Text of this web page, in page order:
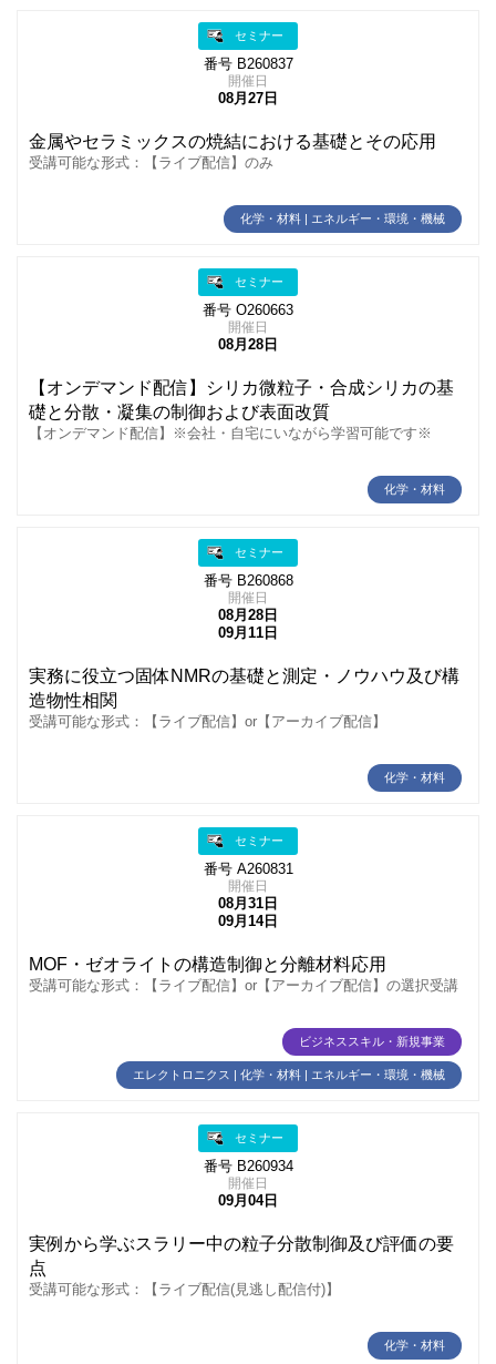
セミナー
番号 B260837
開催日
08月27日
金属やセラミックスの焼結における基礎とその応用
受講可能な形式：【ライブ配信】のみ
化学・材料 | エネルギー・環境・機械
セミナー
番号 O260663
開催日
08月28日
【オンデマンド配信】シリカ微粒子・合成シリカの基
礎と分散・凝集の制御および表面改質
【オンデマンド配信】※会社・自宅にいながら学習可能です※
化学・材料
セミナー
番号 B260868
開催日
08月28日
09月11日
実務に役立つ固体NMRの基礎と測定・ノウハウ及び構
造物性相関
受講可能な形式：【ライブ配信】or【アーカイブ配信】
化学・材料
セミナー
番号 A260831
開催日
08月31日
09月14日
MOF・ゼオライトの構造制御と分離材料応用
受講可能な形式：【ライブ配信】or【アーカイブ配信】の選択受講
ビジネススキル・新規事業
エレクトロニクス | 化学・材料 | エネルギー・環境・機械
セミナー
番号 B260934
開催日
09月04日
実例から学ぶスラリー中の粒子分散制御及び評価の要
点
受講可能な形式：【ライブ配信(見逃し配信付)】
化学・材料